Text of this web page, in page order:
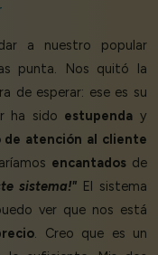
a nuestro popular
punta. Nos quitó la
de esperar: ese es su
ha sido estupenda y
de atención al cliente
encantadosde
sistema!"El sistema
ver que nos está
. Creo que es un